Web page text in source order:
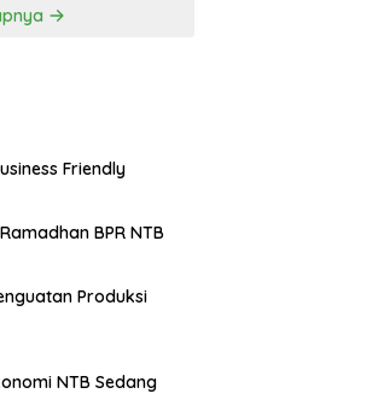
Friendly
BPR NTB
Produksi
NTB Sedang